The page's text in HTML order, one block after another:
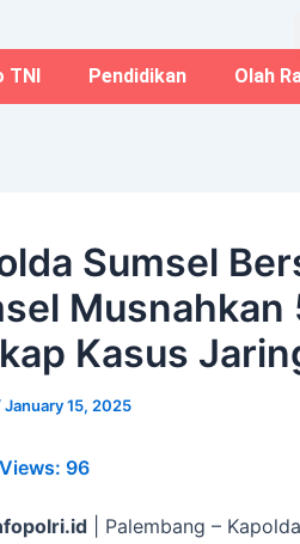
TNI Pendidikan Olah
Sumsel
Kasus
January 15, 2025
96
| Palembang –